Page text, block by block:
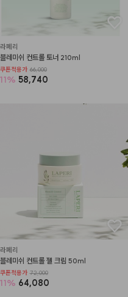
라페리
블레미쉬 컨트롤 토너 210ml
쿠폰적용가 66,000
11% 58,740
라페리
블레미쉬 컨트롤 젤 크림 50ml
쿠폰적용가 72,000
11% 64,080